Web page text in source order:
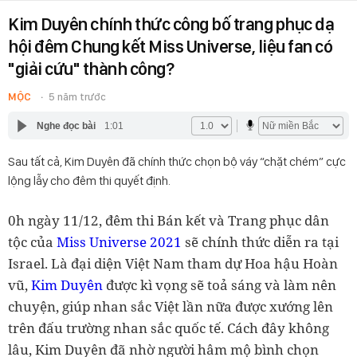
Kim Duyên chính thức công bố trang phục dạ
hội đêm Chung kết Miss Universe, liệu fan có
"giải cứu" thành công?
MỘC 5 năm trước
Nghe đọc bài 1:01
Sau tất cả, Kim Duyên đã chính thức chọn bộ váy “chặt chém” cực
lộng lẫy cho đêm thi quyết định.
0h ngày 11/12, đêm thi Bán kết và Trang phục dân
tộc của Miss Universe 2021 sẽ chính thức diễn ra tại
Israel. Là đại diện Việt Nam tham dự Hoa hậu Hoàn
vũ,Kim Duyên được kì vọng sẽ toả sáng và làm nên
chuyện, giúp nhan sắc Việt lần nữa được xướng lên
trên đấu trường nhan sắc quốc tế. Cách đây không
lâu, Kim Duyên đã nhờ người hâm mộ bình chọn